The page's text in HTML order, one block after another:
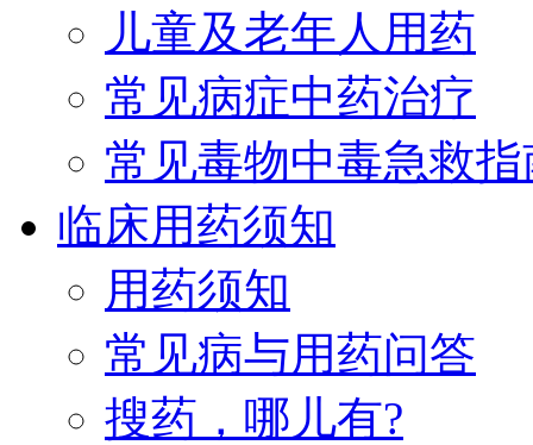
儿童及老年人用药
常见病症中药治疗
常见毒物中毒急救指
临床用药须知
用药须知
常见病与用药问答
搜药，哪儿有?